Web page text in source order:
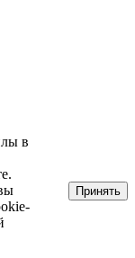
в
Принять